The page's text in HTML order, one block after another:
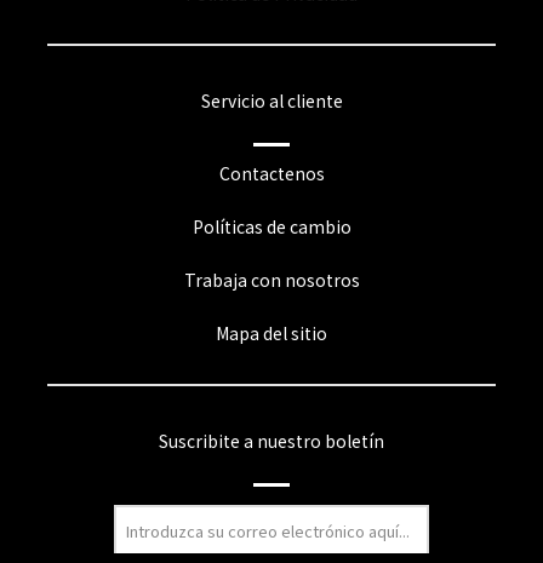
Servicio al cliente
Contactenos
Políticas de cambio
Trabaja con nosotros
Mapa del sitio
Suscribite a nuestro boletín